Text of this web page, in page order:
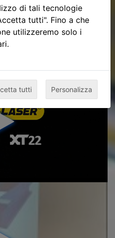
di tali tecnologie
tutti". Fino a che
utilizzeremo solo i
tutti Personalizza